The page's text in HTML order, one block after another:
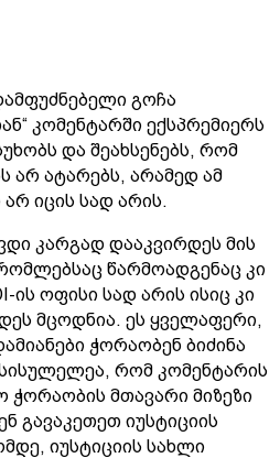
გოჩა
კომენტარში ექსპრემიერს
და შეახსენებს, რომ
არ ატარებს, არამედ ამ
იცის სად არის.
კარგად დააკვირდეს მის
წარმოადგენაც კი
ის ოფისი სად არის ისიც კი
მცოდნია. ეს ყველაფერი,
ჭორაობენ ბიძინა
რომ კომენტარის
ჭორაობის მთავარი მიზეზი
გავაკეთეთ იუსტიციის
იუსტიციის სახლი